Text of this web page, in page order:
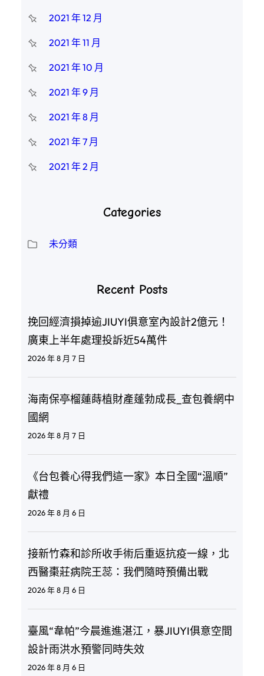
2021 年 12 月
2021 年 11 月
2021 年 10 月
2021 年 9 月
2021 年 8 月
2021 年 7 月
2021 年 2 月
Categories
未分類
Recent Posts
挽回經濟損掉逾JIUYI俱意室內設計2億元！
廣東上半年處理投訴近54萬件
2026 年 8 月 7 日
海南保亭榴蓮蒔植財產蓬勃成長_查包養網中
國網
2026 年 8 月 7 日
《台包養心得我們這一家》本日全國“溫順”
獻禮
2026 年 8 月 6 日
接新竹森和診所收手術后重返抗疫一線，北
西醫棗莊病院王蕊：我們隨時預備出戰
2026 年 8 月 6 日
臺風“韋帕”今晨進進湛江，暴JIUYI俱意空間
設計雨洪水預警同時失效
2026 年 8 月 6 日